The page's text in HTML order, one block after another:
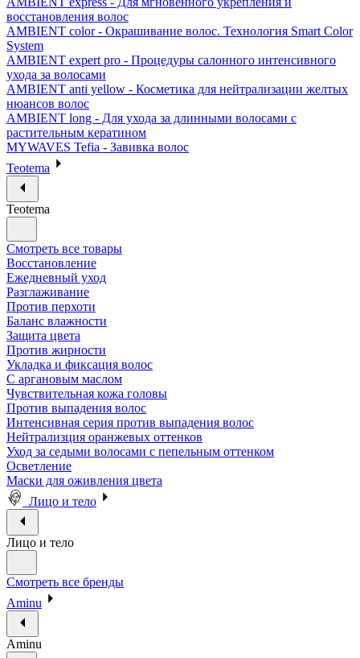
восстановления волос
AMBIENT color - Окрашивание волос. Технология Smart Color
System
AMBIENT expert pro - Процедуры салонного интенсивного
ухода за волосами
AMBIENT anti yellow - Косметика для нейтрализации желтых
нюансов волос
AMBIENT long - Для ухода за длинными волосами с
растительным кератином
MYWAVES Tefia - Завивка волос
Teotema
Teotema
Смотреть все товары
Восстановление
Ежедневный уход
Разглаживание
Против перхоти
Баланс влажности
Защита цвета
Против жирности
Укладка и фиксация волос
С аргановым маслом
Чувствительная кожа головы
Против выпадения волос
Интенсивная серия против выпадения волос
Нейтрализция оранжевых оттенков
Уход за седыми волосами с пепельным оттенком
Осветление
Маски для оживления цвета
Лицо и тело
Лицо и тело
Смотреть все бренды
Aminu
Aminu